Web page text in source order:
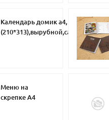
Календарь домик а4,
(210*313),вырубной,самосборный
Меню на
скрепке А4